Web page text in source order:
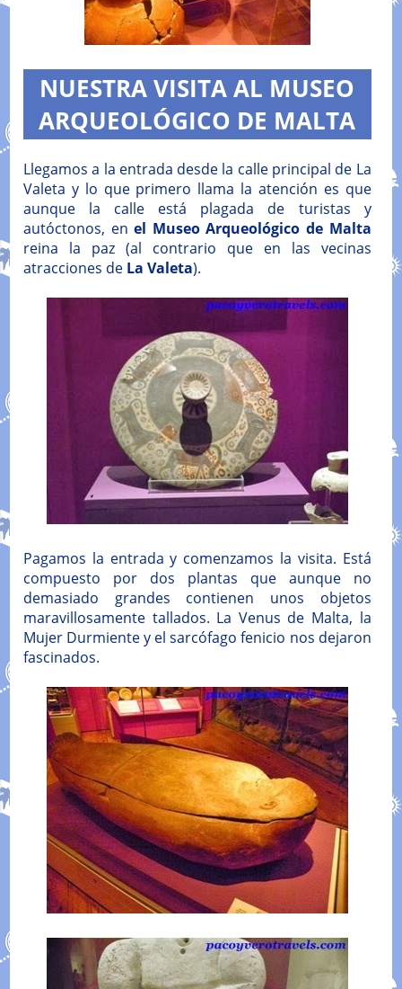
NUESTRA VISITA AL MUSEO
ARQUEOLÓGICO DE MALTA
Llegamos a la entrada desde la calle principal de La
Valeta y lo que primero llama la atención es que
aunque la calle está plagada de turistas y
autóctonos, enel Museo Arqueológico de Malta
reina la paz (al contrario que en las vecinas
atracciones de La Valeta).
Pagamos la entrada y comenzamos la visita. Está
compuesto por dos plantas que aunque no
demasiado grandes contienen unos objetos
maravillosamente tallados. La Venus de Malta, la
Mujer Durmiente y el sarcófago fenicio nos dejaron
fascinados.